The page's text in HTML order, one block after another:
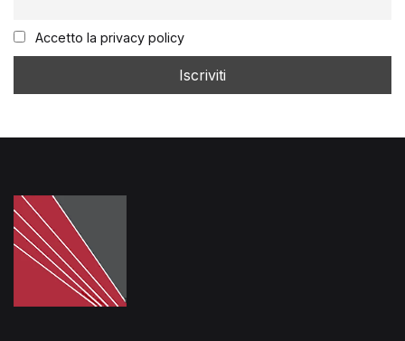
Accetto la privacy policy